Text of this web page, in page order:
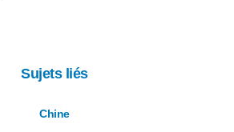
Sujets liés
Chine